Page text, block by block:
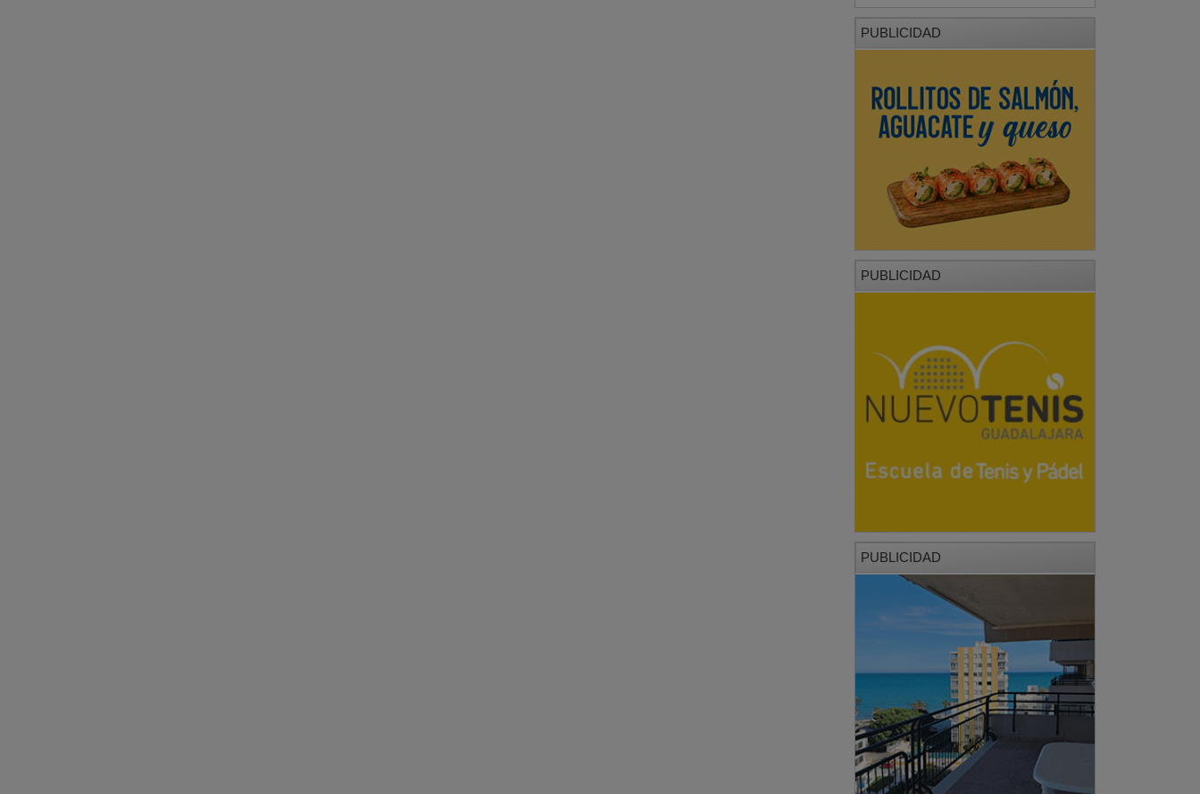
PUBLICIDAD
PUBLICIDAD
PUBLICIDAD